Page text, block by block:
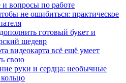
вопросы по работе
не ошибиться: практическое
готовый букет и
шедевр
видеокарта всё ещё умеет
свою
руки и сердца: необычные